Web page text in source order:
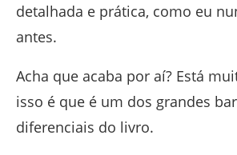
detalhada e prática, como eu
antes.
Acha que acaba por aí? Está
isso é que é um dos grandes
diferenciais do livro.